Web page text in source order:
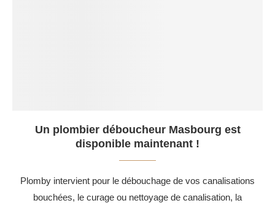
Un plombier déboucheur Masbourg est
disponible maintenant !
Plomby intervient pour le débouchage de vos canalisations
bouchées, le curage ou nettoyage de canalisation, la